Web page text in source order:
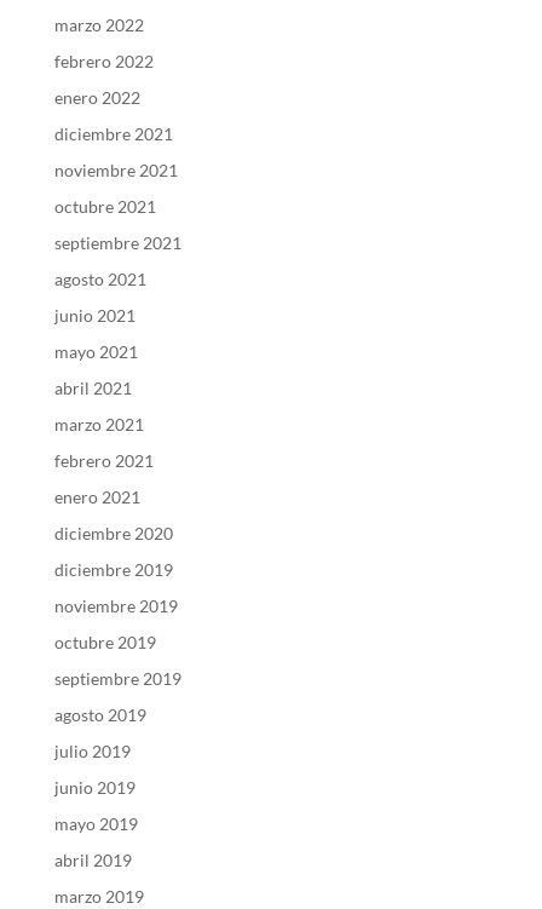
marzo 2022
febrero 2022
enero 2022
diciembre 2021
noviembre 2021
octubre 2021
septiembre 2021
agosto 2021
junio 2021
mayo 2021
abril 2021
marzo 2021
febrero 2021
enero 2021
diciembre 2020
diciembre 2019
noviembre 2019
octubre 2019
septiembre 2019
agosto 2019
julio 2019
junio 2019
mayo 2019
abril 2019
marzo 2019